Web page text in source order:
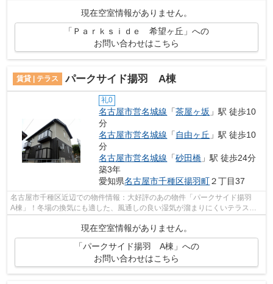
現在空室情報がありません。
「Ｐａｒｋｓｉｄｅ 希望ヶ丘」への
お問い合わせはこちら
賃貸 | テラス パークサイド揚羽 A棟
礼0
名古屋市営名城線 「茶屋ヶ坂 」駅 徒歩10
分
名古屋市営名城線 「 自由ヶ丘 」駅 徒歩10
分
名古屋市営名城線 「砂田橋 」駅 徒歩24分
築3年
愛知県名古屋市千種区揚羽町２丁目37
名古屋市千種区近辺での物件情報：大好評のあの物件「パークサイド揚羽
A棟」！冬場の換気にも適した、風通しの良い湿気が溜まりにくいテラスハ
ウスです！自宅から2駅利用できる、利...
現在空室情報がありません。
「パークサイド揚羽 A棟」への
お問い合わせはこちら